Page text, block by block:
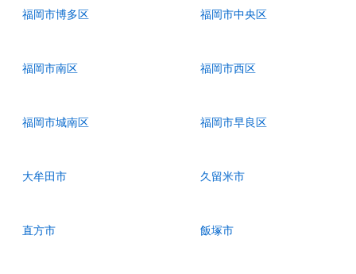
福岡市博多区 福岡市中央区
福岡市南区 福岡市西区
福岡市城南区 福岡市早良区
大牟田市 久留米市
直方市 飯塚市